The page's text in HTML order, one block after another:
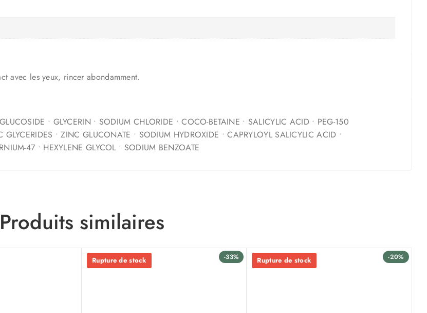
avec les yeux, rincer abondamment.
• GLYCERIN • SODIUM CHLORIDE • COCO-BETAINE • SALICYLIC ACID • PEG-150
GLYCERIDES • ZINC GLUCONATE • SODIUM HYDROXIDE • CAPRYLOYL SALICYLIC ACID •
47 • HEXYLENE GLYCOL • SODIUM BENZOATE
Produits similaires
-33%
Rupture de stock -20%
Rupture de stock